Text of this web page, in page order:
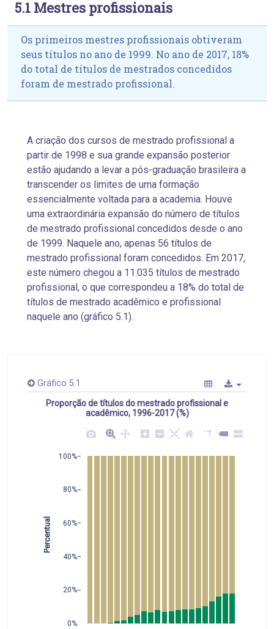
5.1 Mestres profissionais
Os primeiros mestres profissionais obtiveram
seus títulos no ano de 1999. No ano de 2017, 18%
do total de títulos de mestrados concedidos
foram de mestrado profissional.
A criação dos cursos de mestrado profissional a
partir de 1998 e sua grande expansão posterior
estão ajudando a levar a pós-graduação brasileira a
transcender os limites de uma formação
essencialmente voltada para a academia. Houve
uma extraordinária expansão do número de títulos
de mestrado profissional concedidos desde o ano
de 1999. Naquele ano, apenas 56 títulos de
mestrado profissional foram concedidos. Em 2017,
este número chegou a 11.035 títulos de mestrado
profissional, o que correspondeu a 18% do total de
títulos de mestrado acadêmico e profissional
naquele ano (gráfico 5.1).
Gráfico 5.1
Proporção de títulos do mestrado profissional e
acadêmico, 1996-2017 (%)
0%
20%
40%
60%
80%
100%
Percentual